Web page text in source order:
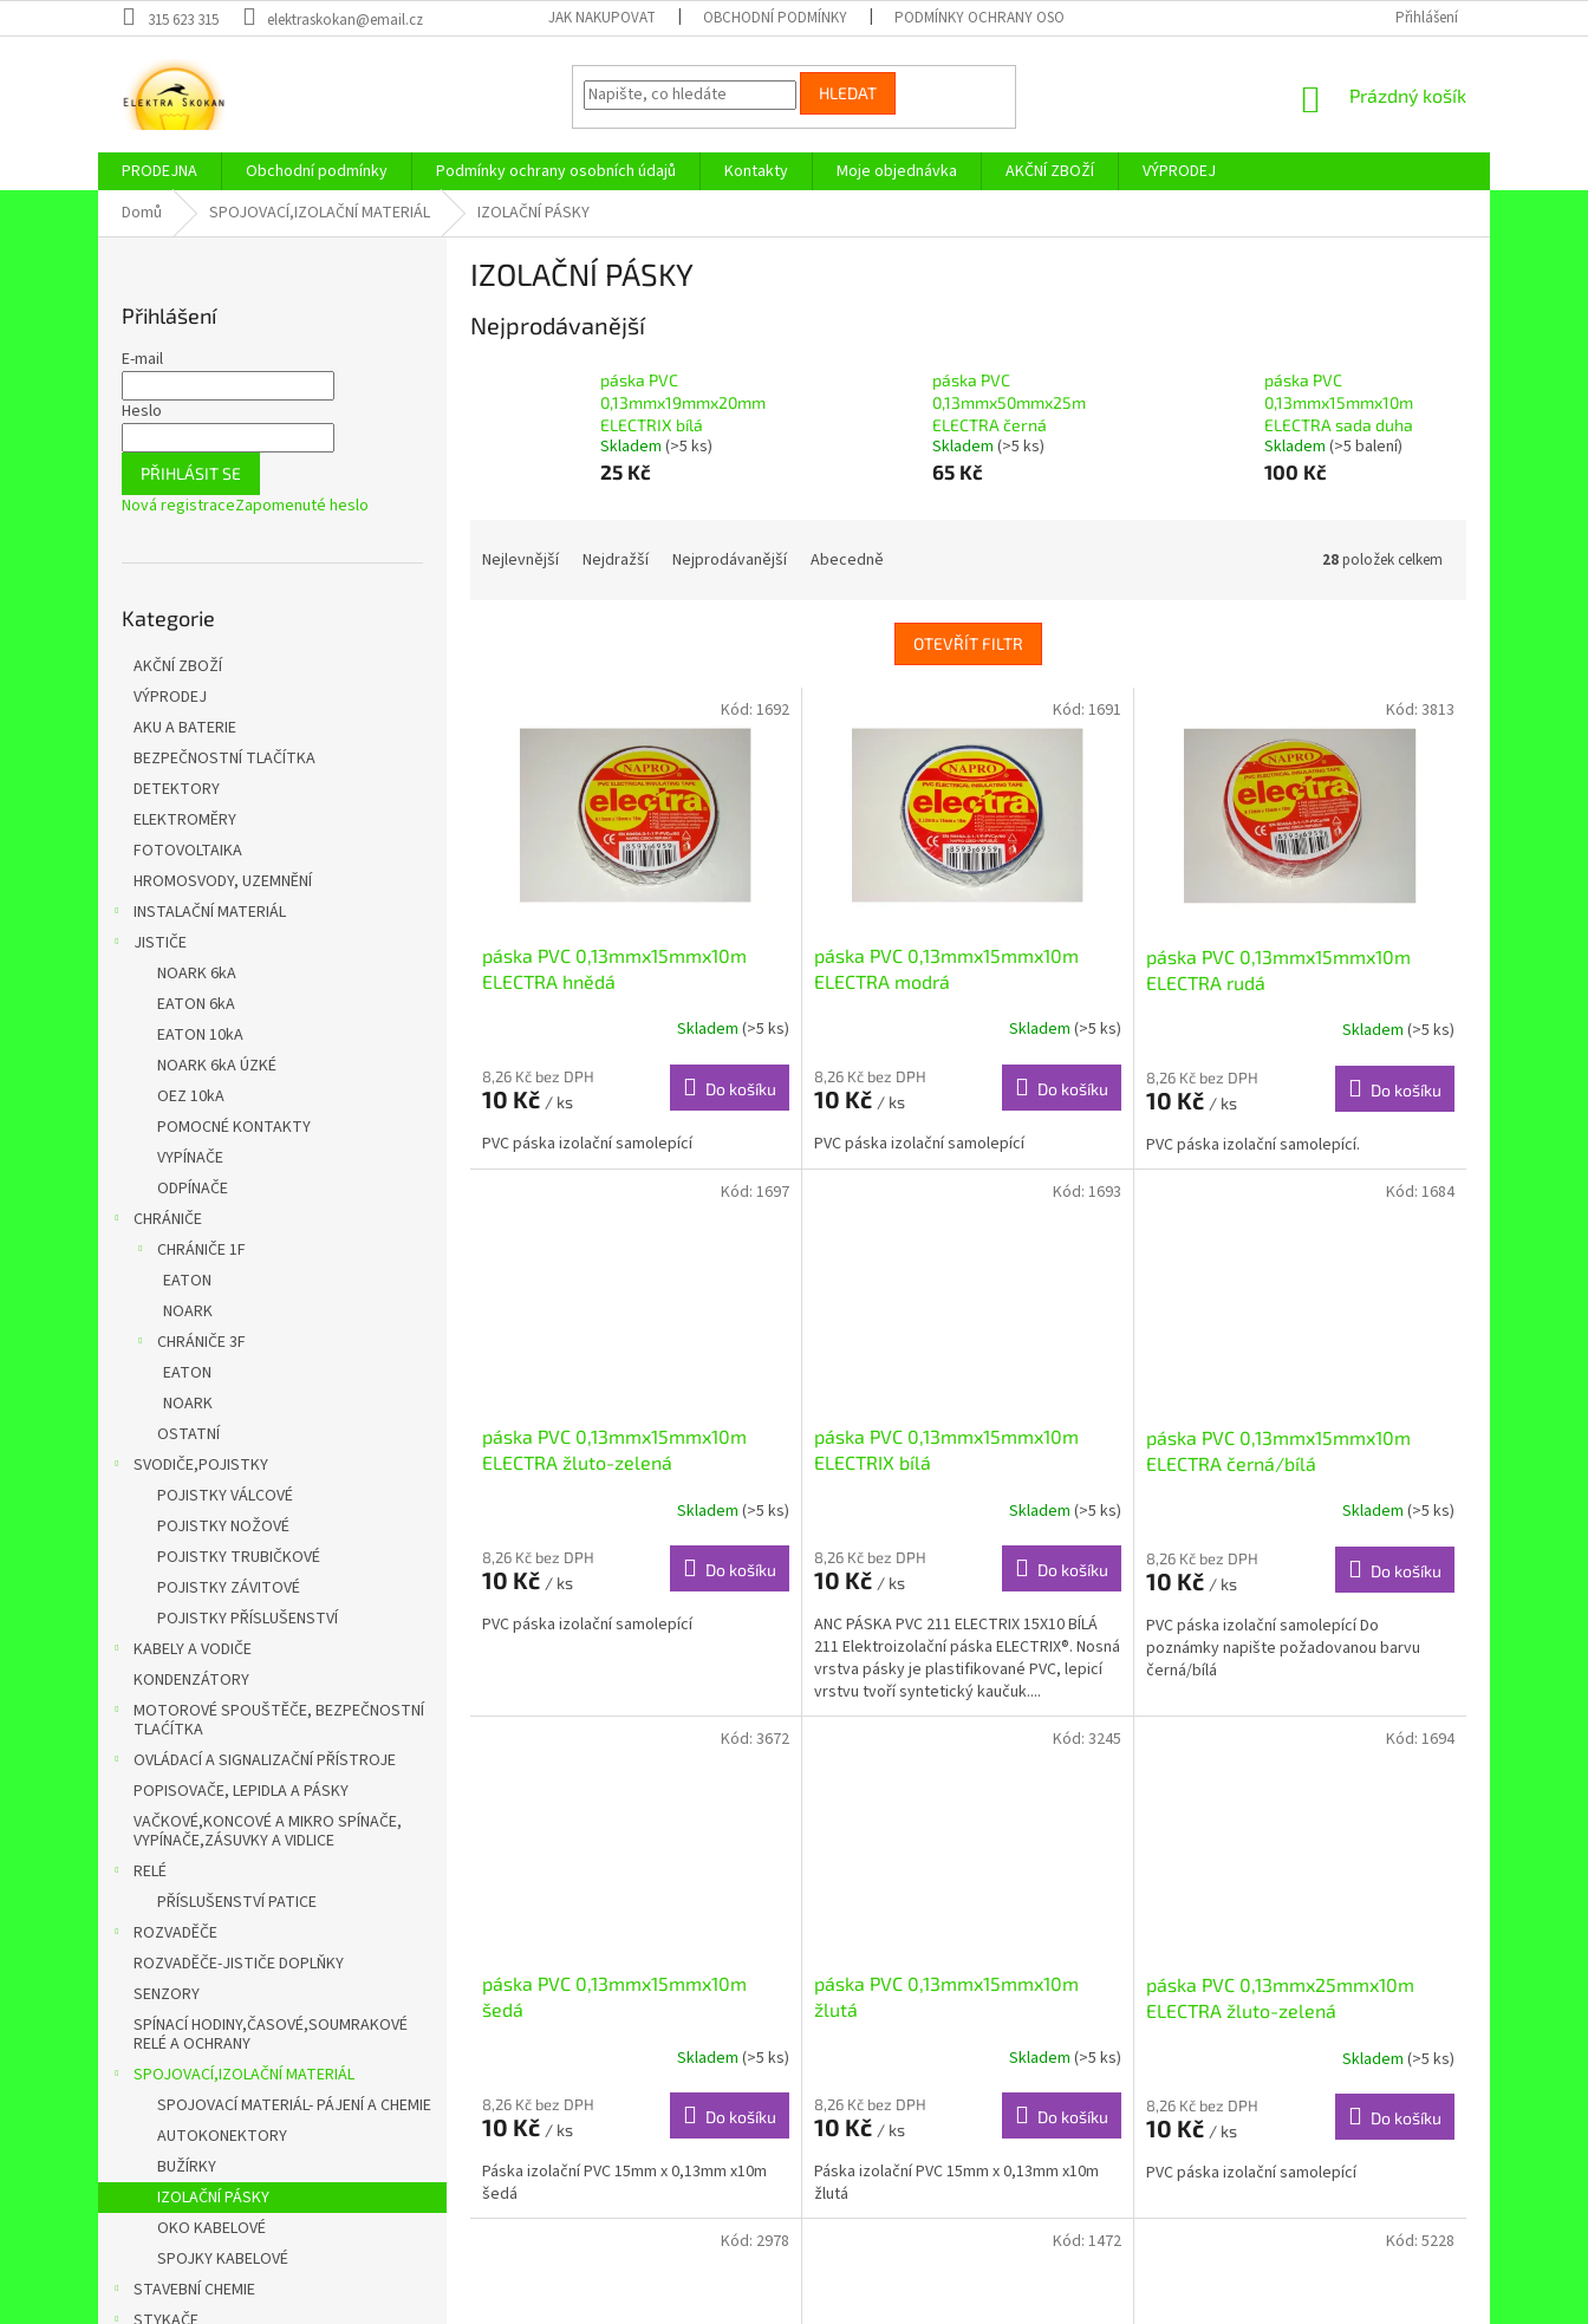
na
315 623 315 elektraskokan@email.cz JAK NAKUPOVAT OBCHODNÍ PODMÍNKY PODMÍNKY OCHRANY OSOBNÍCH ÚDAJŮ Přihlášení
HLEDAT
NÁKUPNÍ
Prázdný košík
PRODEJNA Obchodní podmínky Podmínky ochrany osobních údajů Kontakty Moje objednávka AKČNÍ ZBOŽÍ
VÝPRODEJ
Domů
SPOJOVACÍ,IZOLAČNÍ MATERIÁL IZOLAČNÍ PÁSKY
Přihlášení
E-mail
Heslo
PŘIHLÁSIT SE
Nová registraceZapomenuté heslo
kategorie
Kategorie
AKČNÍ ZBOŽÍ
VÝPRODEJ
AKU A BATERIE
BEZPEČNOSTNÍ TLAČÍTKA
DETEKTORY
ELEKTROMĚRY
FOTOVOLTAIKA
HROMOSVODY, UZEMNĚNÍ
INSTALAČNÍ MATERIÁL
JISTIČE
NOARK 6kA
EATON 6kA
EATON 10kA
NOARK 6kA ÚZKÉ
OEZ 10kA
POMOCNÉ KONTAKTY
VYPÍNAČE
ODPÍNAČE
CHRÁNIČE
CHRÁNIČE 1F
EATON
NOARK
CHRÁNIČE 3F
EATON
NOARK
OSTATNÍ
SVODIČE,POJISTKY
POJISTKY VÁLCOVÉ
POJISTKY NOŽOVÉ
POJISTKY TRUBIČKOVÉ
POJISTKY ZÁVITOVÉ
POJISTKY PŘÍSLUŠENSTVÍ
KABELY A VODIČE
KONDENZÁTORY
MOTOROVÉ SPOUŠTĚČE, BEZPEČNOSTNÍ
TLAĆÍTKA
OVLÁDACÍ A SIGNALIZAČNÍ PŘÍSTROJE
POPISOVAČE, LEPIDLA A PÁSKY
VAČKOVÉ,KONCOVÉ A MIKRO SPÍNAČE,
VYPÍNAČE,ZÁSUVKY A VIDLICE
RELÉ
PŘÍSLUŠENSTVÍ PATICE
ROZVADĚČE
ROZVADĚČE-JISTIČE DOPLŇKY
SENZORY
SPÍNACÍ HODINY,ČASOVÉ,SOUMRAKOVÉ
RELÉ A OCHRANY
SPOJOVACÍ,IZOLAČNÍ MATERIÁL
SPOJOVACÍ MATERIÁL- PÁJENÍ A CHEMIE
AUTOKONEKTORY
BUŽÍRKY
IZOLAČNÍ PÁSKY
OKO KABELOVÉ
SPOJKY KABELOVÉ
STAVEBNÍ CHEMIE
IZOLAČNÍ PÁSKY
Nejprodávanější
páska PVC
0,13mmx19mmx20mm
ELECTRIX bílá
Skladem (>5 ks)
25 Kč
páska PVC
0,13mmx50mmx25m
ELECTRA černá
Skladem (>5 ks)
65 Kč
páska PVC
0,13mmx15mmx10m
ELECTRA sada duha
Skladem (>5 balení)
100 Kč
Nejlevnější Nejdražší Nejprodávanější Abecedně 28položek celkem
OTEVŘÍT FILTR
páska PVC 0,13mmx15mmx10m
ELECTRA hnědá
Skladem (>5 ks)
8,26 Kč bez DPH
10 Kč / ks
Do košíku
PVC páska izolační samolepící
Kód: 1692
páska PVC 0,13mmx15mmx10m
ELECTRA modrá
Skladem (>5 ks)
8,26 Kč bez DPH
10 Kč / ks
Do košíku
PVC páska izolační samolepící
Kód: 1691
páska PVC 0,13mmx15mmx10m
ELECTRA rudá
Skladem (>5 ks)
8,26 Kč bez DPH
10 Kč / ks
Do košíku
PVC páska izolační samolepící.
Kód: 3813
páska PVC 0,13mmx15mmx10m
ELECTRA žluto-zelená
Skladem (>5 ks)
8,26 Kč bez DPH
10 Kč / ks
Do košíku
PVC páska izolační samolepící
Kód: 1697
páska PVC 0,13mmx15mmx10m
ELECTRIX bílá
Skladem (>5 ks)
8,26 Kč bez DPH
10 Kč / ks
Do košíku
ANC PÁSKA PVC 211 ELECTRIX 15X10 BÍLÁ
211 Elektroizolační páska ELECTRIX®. Nosná
vrstva pásky je plastifikované PVC, lepicí
vrstvu tvoří syntetický kaučuk....
Kód: 1693
páska PVC 0,13mmx15mmx10m
ELECTRA černá/bílá
Skladem (>5 ks)
8,26 Kč bez DPH
10 Kč / ks
Do košíku
PVC páska izolační samolepící Do
poznámky napište požadovanou barvu
černá/bílá
Kód: 1684
páska PVC 0,13mmx15mmx10m
šedá
Skladem (>5 ks)
8,26 Kč bez DPH
10 Kč / ks
Do košíku
Páska izolační PVC 15mm x 0,13mm x10m
šedá
Kód: 3672
páska PVC 0,13mmx15mmx10m
žlutá
Skladem (>5 ks)
8,26 Kč bez DPH
10 Kč / ks
Do košíku
Páska izolační PVC 15mm x 0,13mm x10m
žlutá
Kód: 3245
páska PVC 0,13mmx25mmx10m
ELECTRA žluto-zelená
Skladem (>5 ks)
8,26 Kč bez DPH
10 Kč / ks
Do košíku
PVC páska izolační samolepící
Kód: 1694
Kód: 2978 Kód: 1472 Kód: 5228